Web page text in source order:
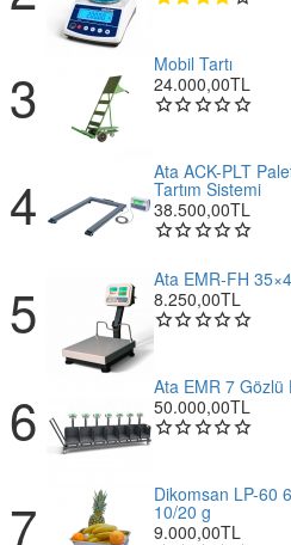
Mobil Tartı
24.000,00TL
Ata ACK-PLT
Tartım Sistemi
38.500,00TL
Ata EMR-FH
8.250,00TL
Ata EMR 7 Gözlü
50.000,00TL
Dikomsan LP-60
10/20 g
9.000,00TL